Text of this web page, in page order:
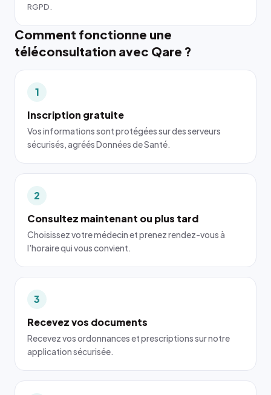
RGPD.
Comment fonctionne une
téléconsultation avec Qare ?
1
Inscription gratuite
Vos informations sont protégées sur des serveurs
sécurisés, agréés Données de Santé.
2
Consultez maintenant ou plus tard
Choisissez votre médecin et prenez rendez-vous à
l'horaire qui vous convient.
3
Recevez vos documents
Recevez vos ordonnances et prescriptions sur notre
application sécurisée.